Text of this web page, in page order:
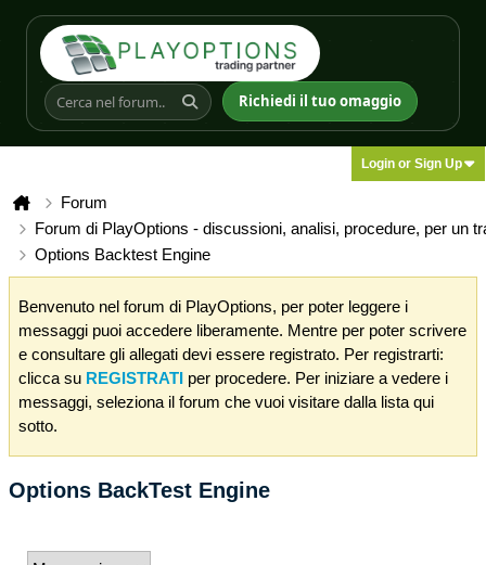
Richiedi il tuo omaggio
Login or Sign Up
Forum
Forum di PlayOptions - discussioni, analisi, procedure, per un
Options Backtest Engine
Benvenuto nel forum di PlayOptions, per poter leggere i
messaggi puoi accedere liberamente. Mentre per poter scrivere
e consultare gli allegati devi essere registrato. Per registrarti:
clicca su REGISTRATI per procedere. Per iniziare a vedere i
messaggi, seleziona il forum che vuoi visitare dalla lista qui
sotto.
Options BackTest Engine